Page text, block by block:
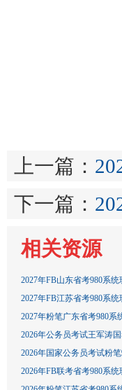
上一篇：
下一篇：
相关资源
2027年FB山东省考980系统
2027年FB江苏省考980系统
2027年粉笔广东省考980系
2026年公务员考试王军涛
2026年国家公务员考试粉
2026年FB联考省考980系统